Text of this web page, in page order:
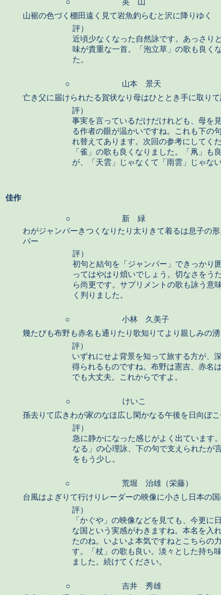
○
英 山
山裾の色づく棚田遠く見て岩魚釣らむと沢に降りゆく
評）
近頃少なくなった自然詠です。あっさり
味が貴重な一首。「泡立草」の歌も良く
た。
○
山本 景天
亡き父に届けられたる賀状なり母はひととき手に取り
評）
事実を言っているだけだけれども、母を
る作者の眼が温かいですね。これも下の
れ替えてあります。次回の参考にしてく
「雀」の歌も良くなりました。「凧」も
が、「天雲」じゃなくて「雨雲」じゃな
佳作
○
新 緑
わがジャンパーきつくなりたり太りきて着るは息子の
パー
評）
初句と結句を「ジャンパー」できっかり
ってはやはり煩いでしょう。切なさをう
ら尚更です。サプリメントの歌も詠う意
く判りました。
○
小林 久美子
幾たびも布野も赤名も通りたり歌知りてより親しみの
評）
いずれにせよ背景を知って旅する方が、
得られるものですね。布野は憲吉、赤
でも大丈夫。これからですよ。
○
けいこ
孫去りて広きわが家のなほ広し閑かなる午後を日向ぼ
評）
急に静かになった感じがよく出ています
なる」の心理詠、下の句で支えられたが
をもう少し。
○
荒堀 治雄（栄藤）
台風はよぎりて行けりレーダーの映像に小さし日本の
評）
「かぐや」の映像などを見ても、今更に
な国という実感がわきますね。本名を入
たのね。いよいよ本気ですねとこちらの
す。「杖」の歌も良い。淡々とした持ち
ました。続けてください。
○
吉井 秀雄